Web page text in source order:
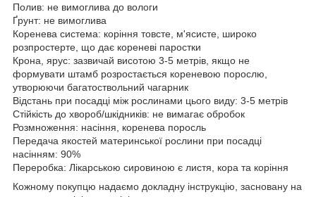
Полив: не вимоглива до вологи
Ґрунт: не вимоглива
Коренева система: коріння товсте, м'ясисте, широко
розпростерте, що дає кореневі паростки
Крона, ярус: зазвичай висотою 3-5 метрів, якщо не
формувати штамб розростається кореневою порослю,
утворюючи багатоствольний чагарник
Відстань при посадці між рослинами цього виду: 3-5 метрів
Стійкість до хвороб/шкідників: не вимагає обробок
Розмноження: насіння, коренева поросль
Передача якостей материнської рослини при посадці
насінням: 90%
Переробка: Лікарською сировиною є листя, кора та коріння
Кожному покупцю надаємо докладну інструкцію, засновану на